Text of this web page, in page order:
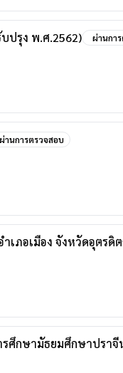
ปรุง พ.ศ.2562) ผ่านกา
ผ่านการตรวจสอบ
เภอเมือง จังหวัดอุตรดิ
ศึกษามัธยมศึกษาปรา